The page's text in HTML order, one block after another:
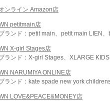
ンライン Amazon店
petitmain店
ランド：petit main、petit main LIEN、
X-girl Stages店
ランド：X-girl Stages、XLARGE KIDS
NARUMIYA ONLINE店
ランド：kate spade new york
LOVE&PEACE&MONEY店